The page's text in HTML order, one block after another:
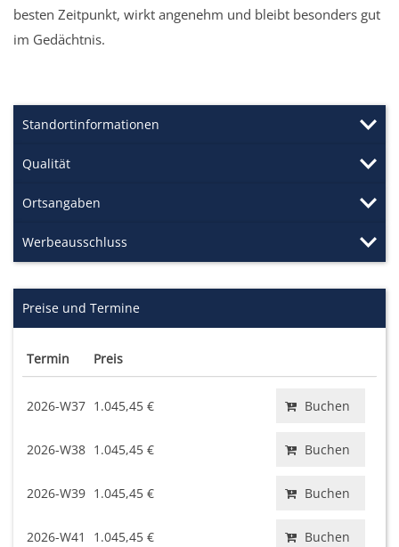
besten Zeitpunkt, wirkt angenehm und bleibt besonders gut
im Gedächtnis.
Standortinformationen
Qualität
Ortsangaben
Werbeausschluss
Preise und Termine
Termin Preis
2026-W37 1.045,45 € Buchen
2026-W38 1.045,45 € Buchen
2026-W39 1.045,45 € Buchen
2026-W41 1.045,45 € Buchen